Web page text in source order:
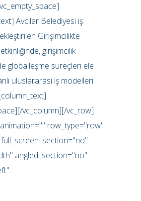
Avcılar Belediyesi iş
Girişimcilikte
girişimcilik
globalleşme süreçleri ele
uluslararası iş modelleri
vc_column][/vc_row]
row_type="row"
angled_section="no"